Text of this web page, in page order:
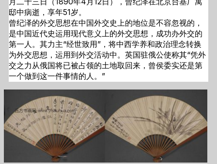
邸中病逝，享年51岁。
曾纪泽的外交思想在中国外交史上的地位是不容忽视的，
是中国近代史运用现代意义上的外交思想，成功办外交的
第一人。其力主“经世致用”，将中西学养和政治理念转换
为外交思想，运用到外交活动中。英国驻俄公使称其“凭外
交之力从俄国将已被占领的土地取回来，曾侯委实还是第
一个做到这一件事情的人。”